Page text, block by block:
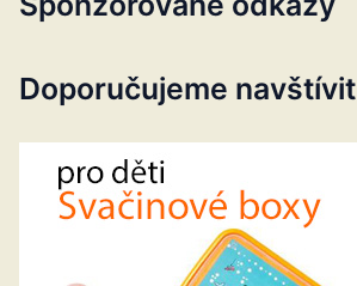
Doporučujeme navštívit